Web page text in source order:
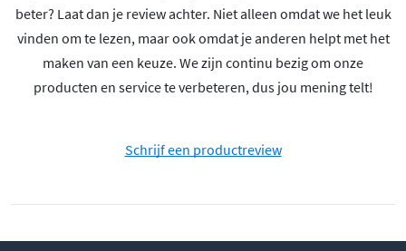
beter? Laat dan je review achter. Niet alleen omdat we het leuk
vinden om te lezen, maar ook omdat je anderen helpt met het
maken van een keuze. We zijn continu bezig om onze
producten en service te verbeteren, dus jou mening telt!
Schrijf een productreview